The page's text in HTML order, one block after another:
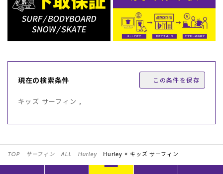
現在の検索条件 この条件を保存
キッズ サーフィン ,
TOP サーフィン ALL Hurley Hurley × キッズ サーフィン